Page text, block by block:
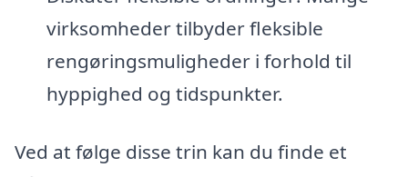
virksomheder tilbyder fleksible
rengøringsmuligheder i forhold til
hyppighed og tidspunkter.
Ved at følge disse trin kan du finde et